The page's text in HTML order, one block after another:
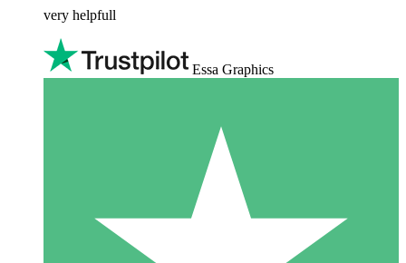
very helpfull
Essa Graphics